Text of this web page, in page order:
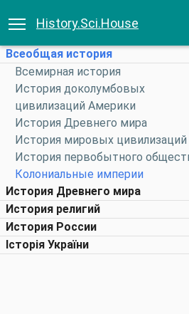
History.Sci.House
Всеобщая история
Всемирная история
История доколумбовых
цивилизаций Америки
История Древнего мира
История мировых цивилизаций
История первобытного
Колониальные империи
История Древнего мира
История религий
История России
Історія України